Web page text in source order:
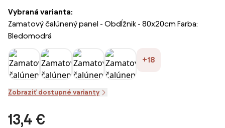
Vybraná varianta:
Zamatový čalúnený panel - Obdĺžnik - 80x20cm Farba:
Bledomodrá
+18
Zobraziť dostupné varianty
13,4 €